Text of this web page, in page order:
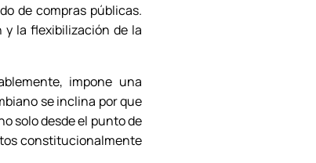
de compras públicas.
la flexibilización de la
impone una
se inclina por que
solo desde el punto de
constitucionalmente